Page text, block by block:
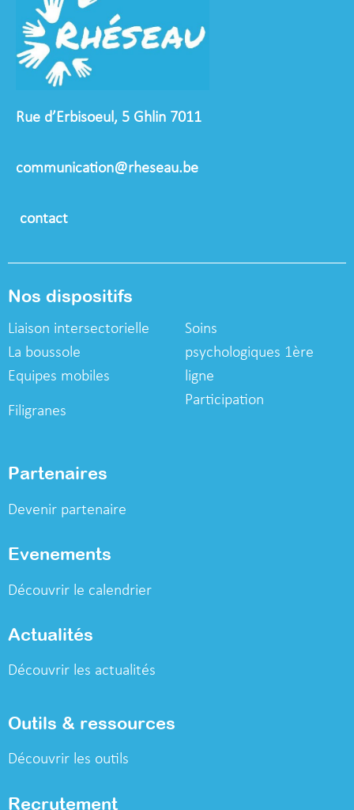
Rue d’Erbisoeul, 5 Ghlin 7011
communication@rheseau.be
contact
Nos dispositifs
Liaison intersectorielle
La boussole
Equipes mobiles
Filigranes
Soins
psychologiques 1ère
ligne
Participation
Partenaires
Devenir partenaire
Evenements
Découvrir le calendrier
Actualités
Découvrir les actualités
Outils & ressources
Découvrir les outils
Recrutement